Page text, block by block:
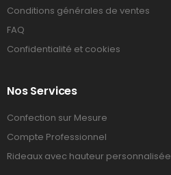
Conditions générales de ventes
FAQ
Confidentialité et cookies
Nos Services
Confection sur Mesure
Compte Professionnel
Rideaux avec hauteur personnalisée